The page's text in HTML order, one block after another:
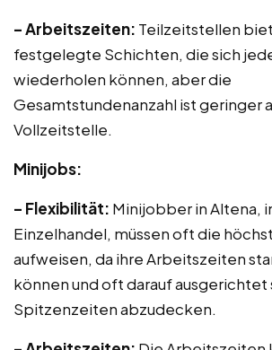
– Arbeitszeiten: Teilzeitstellen
festgelegte Schichten, die sich
wiederholen können, aber die
Gesamtstundenanzahl ist geringer
Vollzeitstelle.
Minijobs:
– Flexibilität: Minijobber in Altena,
Einzelhandel, müssen oft die
aufweisen, da ihre Arbeitszeiten
können und oft darauf ausgerichtet
Spitzenzeiten abzudecken.